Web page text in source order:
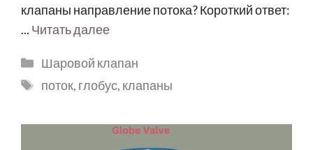
клапаны направление потока? Короткий ответ:
... Читать далее
Шаровой клапан
поток, глобус, клапаны